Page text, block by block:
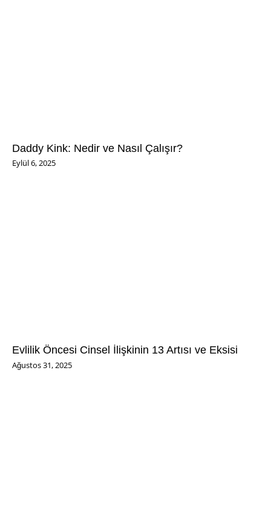
Daddy Kink: Nedir ve Nasıl Çalışır?
Eylül 6, 2025
Evlilik Öncesi Cinsel İlişkinin 13 Artısı ve Eksisi
Ağustos 31, 2025